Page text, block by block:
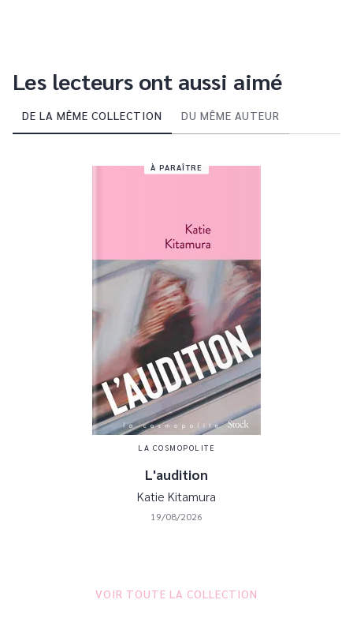
Les lecteurs ont aussi aimé
DE LA MÊME COLLECTION DU MÊME AUTEUR
À PARAÎTRE
LA COSMOPOLITE
L'audition
Katie Kitamura
19/08/2026
VOIR TOUTE LA COLLECTION